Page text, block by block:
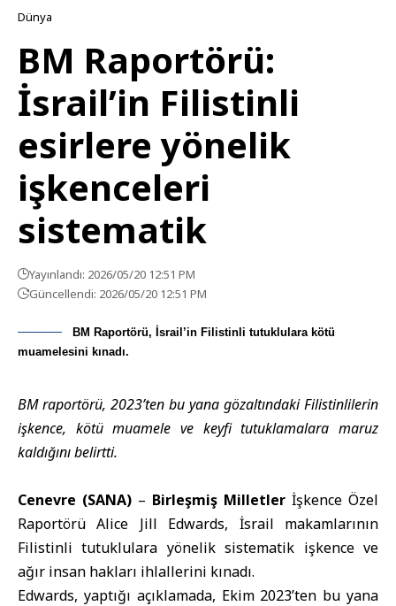
Dünya
BM Raportörü:
İsrail’in Filistinli
esirlere yönelik
işkenceleri
sistematik
Yayınlandı: 2026/05/20 12:51 PM
Güncellendi: 2026/05/20 12:51 PM
BM Raportörü, İsrail’in Filistinli tutuklulara kötü
muamelesini kınadı.
BM raportörü, 2023’ten bu yana gözaltındaki Filistinlilerin
işkence, kötü muamele ve keyfi tutuklamalara maruz
kaldığını belirtti.
Cenevre (SANA) – Birleşmiş Milletler İşkence Özel
Raportörü Alice Jill Edwards, İsrail
makamlarının
Filistinli tutuklulara yönelik sistematik işkence ve
ağır insan hakları ihlallerini kınadı.
Edwards, yaptığı açıklamada, Ekim 2023’ten bu yana